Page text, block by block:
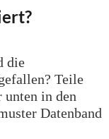
die
Teile
unten in den
Datenband